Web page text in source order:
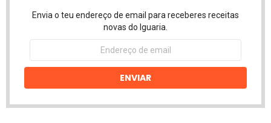
Envia o teu endereço de email para receberes receitas
novas do Iguaria.
Endereço
email
ENVIAR